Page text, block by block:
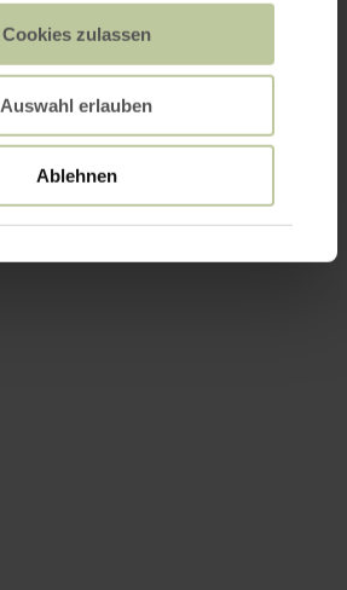
Cookies zulassen
Auswahl erlauben
Ablehnen